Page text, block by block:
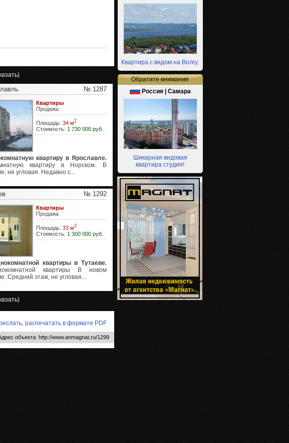
№ 1287
Квартиры
Продажа
Площадь: 34 м2
Стоимость: 1 730 000 руб.
квартиру в Ярославле.
квартиру в Норском. В
не угловая. Недавно с...
№ 1292
Квартиры
Продажа
Площадь: 33 м2
Стоимость: 1 300 000 руб.
квартиры в Тутаеве.
квартиры В новом
Средний этаж, не угловая...
распечатать в формате PDF
объекта: http://www.anmagnat.ru/1299
Квартира с видом на Волгу.
Обратите внимание
Россия | Самара
Шикарная видовая
квартира студия!